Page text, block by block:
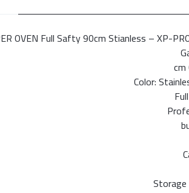
OVEN Full Safty 90cm Stianless – XP-